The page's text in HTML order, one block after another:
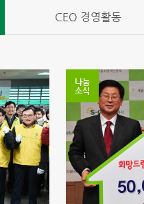
CEO 경영활동
나눔
소식